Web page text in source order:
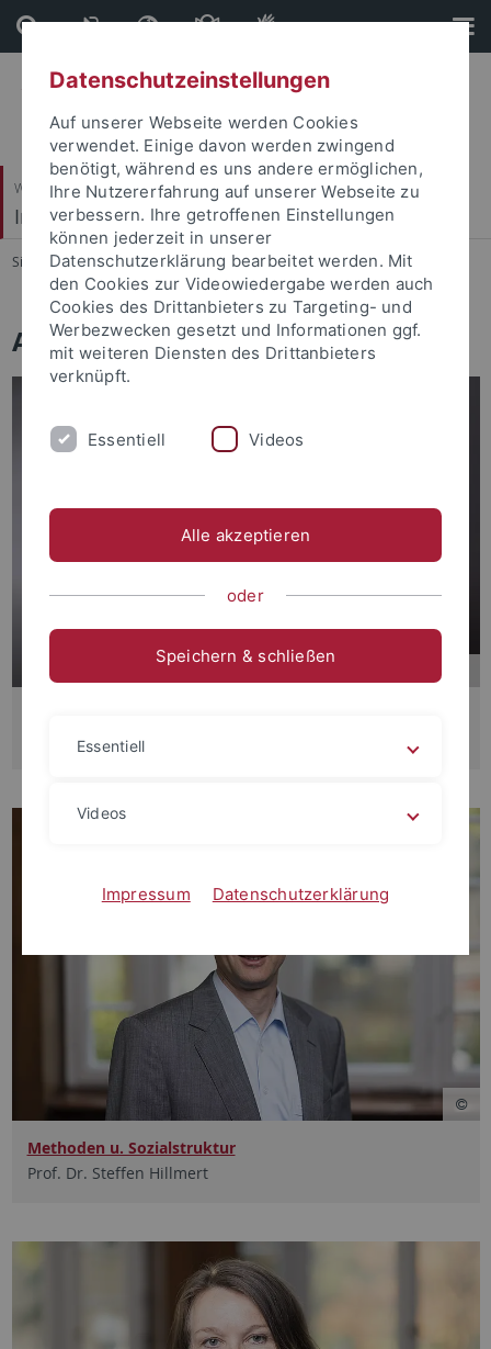
Direkt
zum
Inhalt
Direkt
zur
Fußleiste
Wirtschafts- und Sozialwissenschaftliche Fakultät
Institut für Soziologie
Sie sind hier: Startseite ... Arbeitsbereiche
Arbeitsbereiche
Prof. Dr. Martin Groß
Methoden u. Sozialstruktur
Prof. Dr. Steffen Hillmert
Datenschutzeinstellungen
Auf unserer Webseite werden Cookies
verwendet. Einige davon werden zwingend
benötigt, während es uns andere ermöglichen,
Ihre Nutzererfahrung auf unserer Webseite zu
verbessern. Ihre getroffenen Einstellungen
können jederzeit in unserer
Datenschutzerklärung bearbeitet werden. Mit
den Cookies zur Videowiedergabe werden auch
Cookies des Drittanbieters zu Targeting- und
Werbezwecken gesetzt und Informationen ggf.
mit weiteren Diensten des Drittanbieters
verknüpft.
Essentiell Videos
Alle akzeptieren
oder
Speichern & schließen
Essentiell
Videos
Impressum Datenschutzerklärung